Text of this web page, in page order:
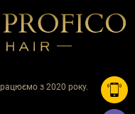
з 2020 року.